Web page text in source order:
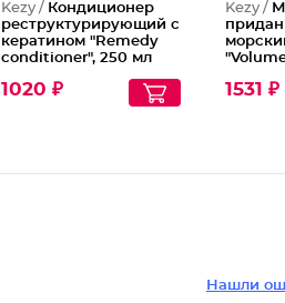
Kezy / Кондиционер
реструктурирующий с
кератином "Remedy
conditioner", 250 мл
1020 ₽
Kezy /
1531 ₽
Нашли